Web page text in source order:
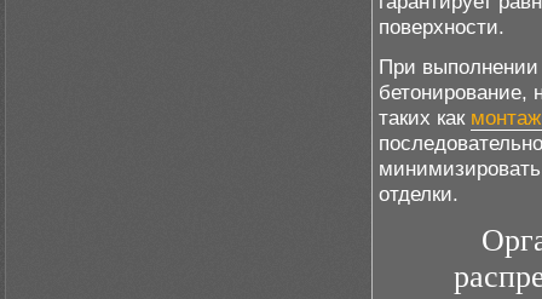
поверхности.
При выполнении
бетонирование,
таких как
отделки.